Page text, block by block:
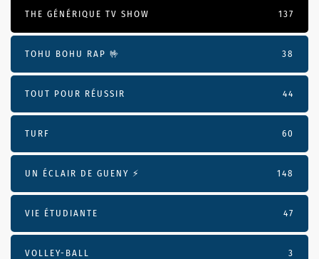
THE GÉNÉRIQUE TV SHOW 137
TOHU BOHU RAP 🤟 38
TOUT POUR RÉUSSIR 44
TURF 60
UN ÉCLAIR DE GUENY ⚡️ 148
VIE ÉTUDIANTE 47
VOLLEY-BALL 3